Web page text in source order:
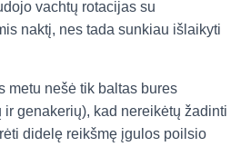
vachtų rotacijas su
naktį, nes tada sunkiau išlaikyti
metu nešė tik baltas bures
genakerių), kad nereikėtų žadinti
didelę reikšmę įgulos poilsio